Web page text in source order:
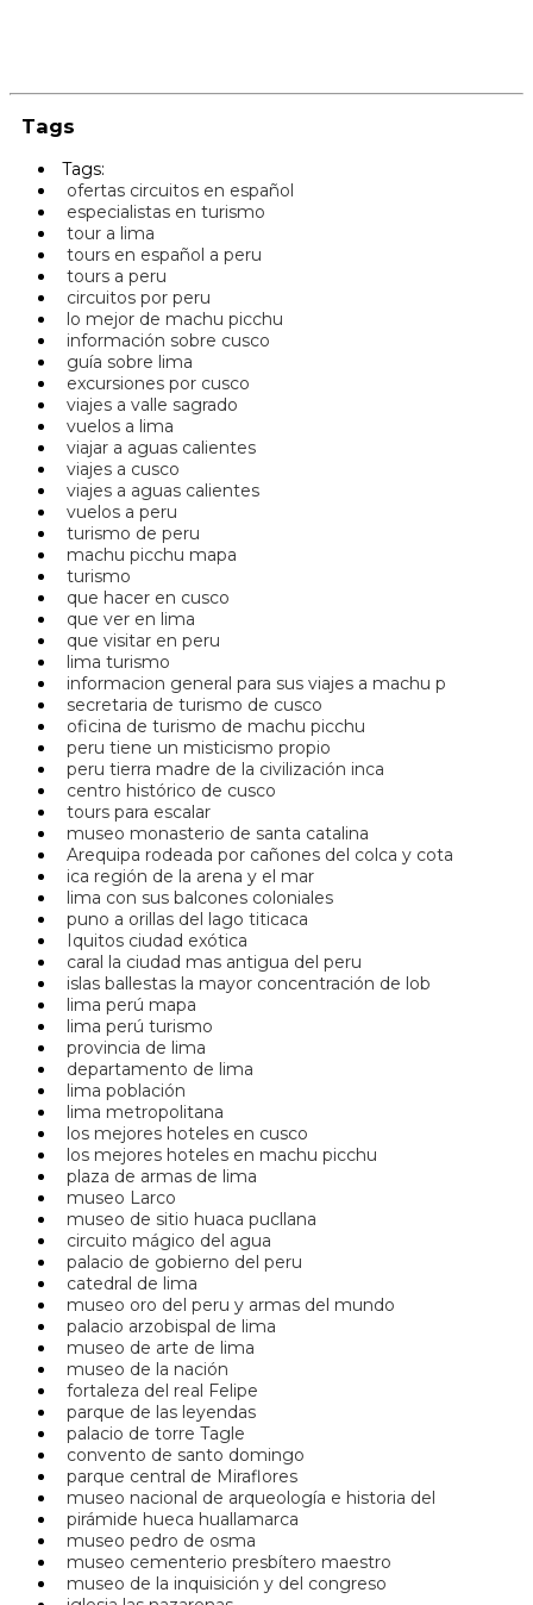
Tags
Tags:
ofertas circuitos en español
especialistas en turismo
tour a lima
tours en español a peru
tours a peru
circuitos por peru
lo mejor de machu picchu
información sobre cusco
guía sobre lima
excursiones por cusco
viajes a valle sagrado
vuelos a lima
viajar a aguas calientes
viajes a cusco
viajes a aguas calientes
vuelos a peru
turismo de peru
machu picchu mapa
turismo
que hacer en cusco
que ver en lima
que visitar en peru
lima turismo
informacion general para sus viajes a machu p
secretaria de turismo de cusco
oficina de turismo de machu picchu
peru tiene un misticismo propio
peru tierra madre de la civilización inca
centro histórico de cusco
tours para escalar
museo monasterio de santa catalina
Arequipa rodeada por cañones del colca y cota
ica región de la arena y el mar
lima con sus balcones coloniales
puno a orillas del lago titicaca
Iquitos ciudad exótica
caral la ciudad mas antigua del peru
islas ballestas la mayor concentración de lob
lima perú mapa
lima perú turismo
provincia de lima
departamento de lima
lima población
lima metropolitana
los mejores hoteles en cusco
los mejores hoteles en machu picchu
plaza de armas de lima
museo Larco
museo de sitio huaca pucllana
circuito mágico del agua
palacio de gobierno del peru
catedral de lima
museo oro del peru y armas del mundo
palacio arzobispal de lima
museo de arte de lima
museo de la nación
fortaleza del real Felipe
parque de las leyendas
palacio de torre Tagle
convento de santo domingo
parque central de Miraflores
museo nacional de arqueología e historia del
pirámide hueca huallamarca
museo pedro de osma
museo cementerio presbítero maestro
museo de la inquisición y del congreso